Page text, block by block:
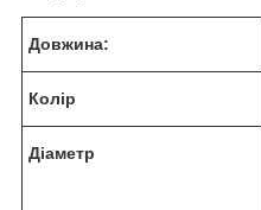
Довжина:
Колір
Діаметр